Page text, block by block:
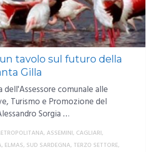
tavolo sul futuro della
Gilla
comunale alle
Turismo e Promozione del
Sorgia …
, ASSEMINI, CAGLIARI,
, ELMAS, SUD SARDEGNA, TERZO SETTORE,